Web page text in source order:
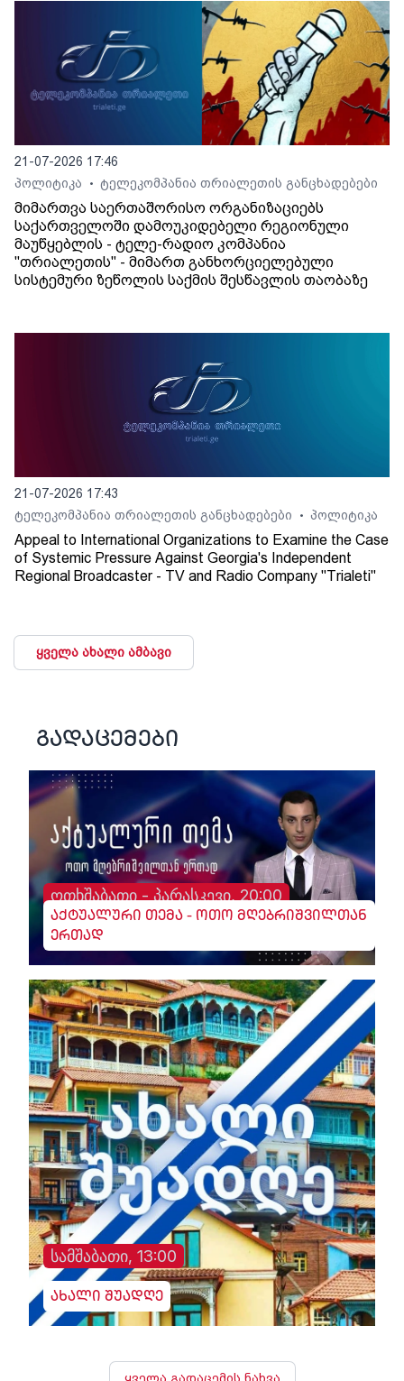
21-07-2026 17:46
პოლიტიკა
• ტელეკომპანია თრიალეთის განცხადებები
მიმართვა საერთაშორისო ორგანიზაციებს
საქართველოში დამოუკიდებელი რეგიონული
მაუწყებლის - ტელე-რადიო კომპანია
"თრიალეთის" - მიმართ განხორციელებული
სისტემური ზეწოლის საქმის შესწავლის თაობაზე
21-07-2026 17:43
ტელეკომპანია თრიალეთის განცხადებები
• პოლიტიკა
Appeal to International Organizations to Examine the Case
of Systemic Pressure Against Georgia's Independent
Regional Broadcaster - TV and Radio Company "Trialeti"
ყველა ახალი ამბავი
გადაცემები
ოთხშაბათი - პარასკევი, 20:00
აქტუალური თემა - ოთო მღებრიშვილთან
ერთად
სამშაბათი, 13:00
ახალი შუადღე